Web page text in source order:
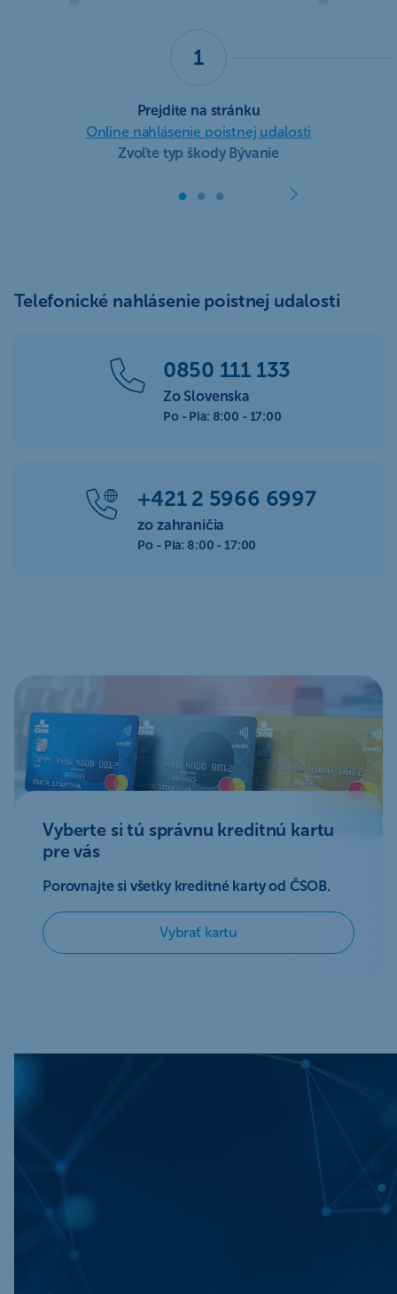
1
Prejdite na stránku
Online nahlásenie poistnej udalosti
Zvoľte typ škody Bývanie
Telefonické nahlásenie poistnej udalosti
0850 111 133
Zo Slovenska
Po - Pia: 8:00 - 17:00
+421 2 5966 6997
zo zahraničia
Po - Pia: 8:00 - 17:00
Vyberte si tú správnu kreditnú kartu
pre vás
Porovnajte si všetky kreditné karty od ČSOB.
Vybrať kartu